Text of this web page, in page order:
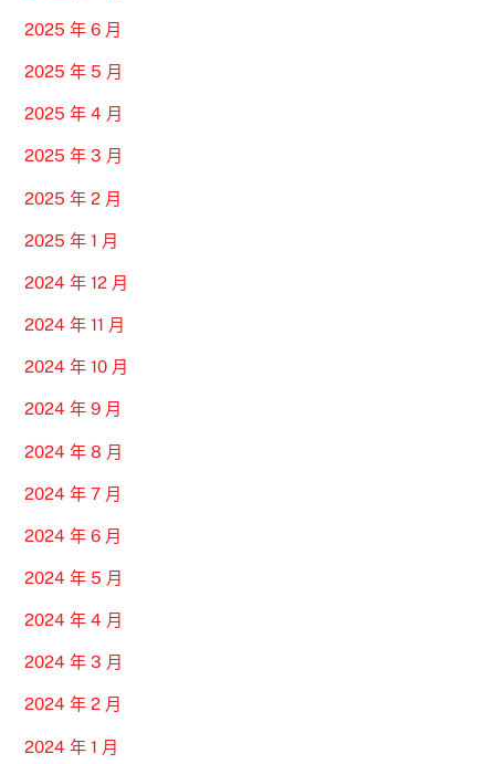
2025 年 6 月
2025 年 5 月
2025 年 4 月
2025 年 3 月
2025 年 2 月
2025 年 1 月
2024 年 12 月
2024 年 11 月
2024 年 10 月
2024 年 9 月
2024 年 8 月
2024 年 7 月
2024 年 6 月
2024 年 5 月
2024 年 4 月
2024 年 3 月
2024 年 2 月
2024 年 1 月